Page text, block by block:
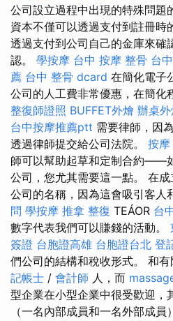
公司設立過程中出現的特殊問題
資本不僅可以透過支付到註冊時
透過支付到公司自己的金庫來確
認。 學按摩 台中 按摩 整骨 台
薦 台中 整骨 dcard 在簡化電子
公司的人工費非常優惠，在簡化
整復師證照 BUFFET外燴 辦桌外
台中按摩推薦ptt 需要律師，因
透過律師提交給公司法院。 按摩
師可以幫助起草和定制合約——
公司，您尤其需要這一點。 在
公司的名稱，因為這會吸引客人
問 學按摩 推拿 整復 TEÁOR 台
數字代表我們可以賺錢的活動。
簽證 台胞證高雄 台胞證台北 登
們公司的結構和稅收形式。 和
記帳士 / 會計師 人，而
型企業在小型企業中很受歡迎，
（一名內部成員和一名外部成員